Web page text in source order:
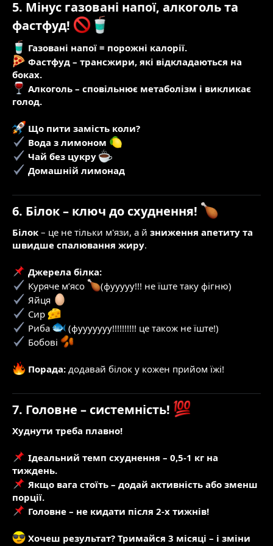
5. Мінус газовані напої, алкоголь та
фастфуд!
Газовані напої = порожні калорії.
Фастфуд – трансжири, які відкладаються на
боках.
Алкоголь – сповільнює метаболізм і викликає
голод.
Що пити замість коли?
Вода з лимоном
Чай без цукру
Домашній лимонад
6. Білок – ключ до схуднення!
Білок – це не тільки м'язи, а й зниження апетиту та
швидше спалювання жиру.
Джерела білка:
Куряче м’ясо
(фууууу!!! не їште таку фігню)
Яйця
Сир
Риба
(фууууууу!!!!!!!!!! це також не їште!)
Бобові
Порада: додавай білок у кожен прийом їжі!
7. Головне – системність!
Худнути треба плавно!
Ідеальний темп схуднення – 0,5-1 кг на
тиждень.
Якщо вага стоїть – додай активність або зменш
порції.
Головне – не кидати після 2-х тижнів!
Хочеш результат? Тримайся 3 місяці – і зміни